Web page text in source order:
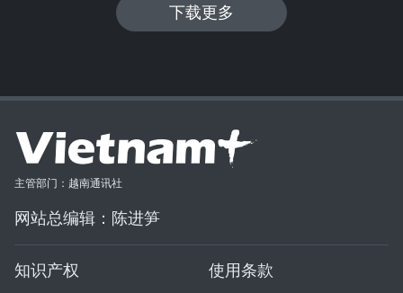
下载更多
主管部门：越南通讯社
网站总编辑：陈进笋
知识产权
使用条款